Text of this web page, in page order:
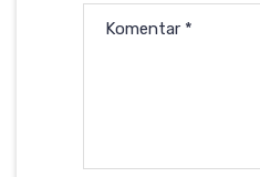
Komentar *